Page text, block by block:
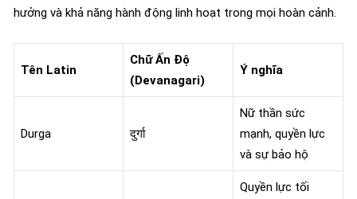
hưởng và khả năng hành động linh hoạt trong mọi hoàn cảnh.
Tên Latin
Chữ Ấn Độ
(Devanagari)
Ý nghĩa
Durga दुर्गा
Nữ thần sức
mạnh, quyền lực
và sự bảo hộ
Quyền lực tối